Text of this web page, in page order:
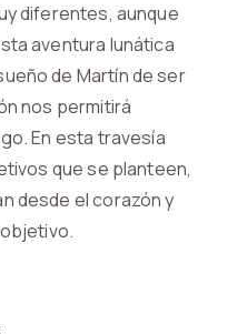
diferentes, aunque
aventura lunática
de Martín de ser
nos permitirá
En esta travesía
que se planteen,
desde el corazón y